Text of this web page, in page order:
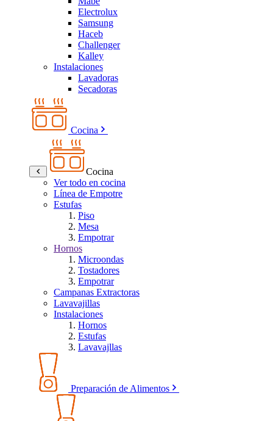
Electrolux
Samsung
Haceb
Challenger
Kalley
Instalaciones
Lavadoras
Secadoras
Cocina
Cocina
Ver todo en cocina
Línea de Empotre
Estufas
Piso
Mesa
Empotrar
Hornos
Microondas
Tostadores
Empotrar
Campanas Extractoras
Lavavajillas
Instalaciones
Hornos
Estufas
Lavavajllas
Preparación de Alimentos